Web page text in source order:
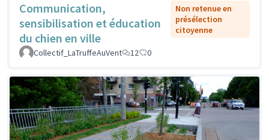
Communication,
sensibilisation et éducation
du chien en ville
Non retenue en
présélection
citoyenne
Collectif_LaTruffeAuVent 12 0